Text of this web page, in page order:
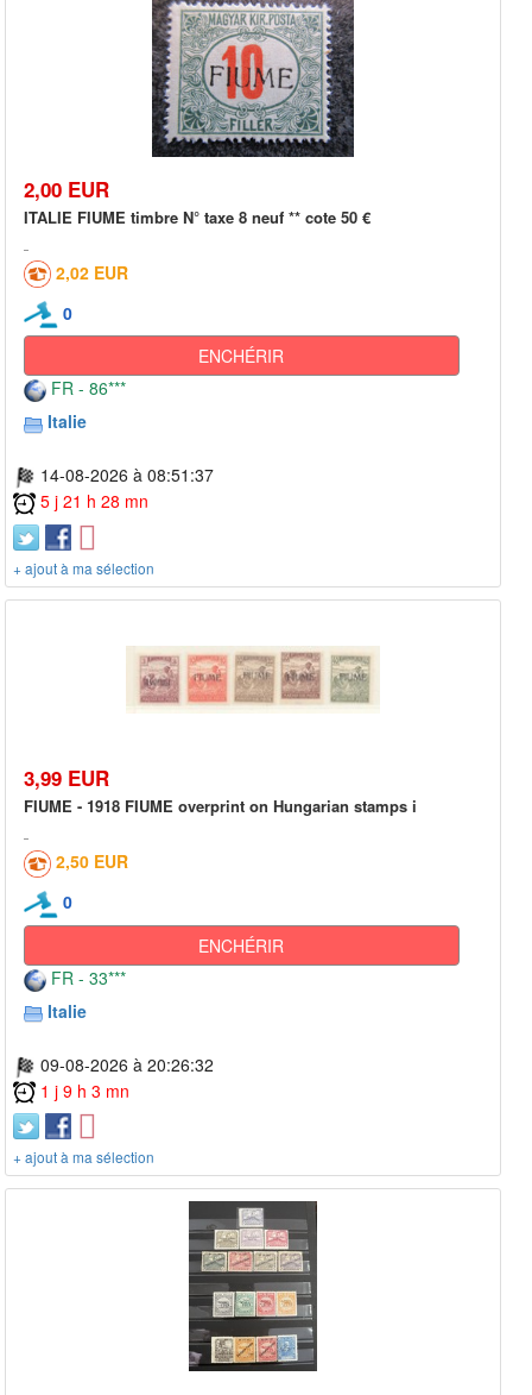
2,00 EUR
ITALIE FIUME timbre N° taxe 8 neuf ** cote 50 €
2,02 EUR
0
ENCHÉRIR
FR - 86***
Italie
14-08-2026 à 08:51:37
5 j 21 h 28 mn
+ ajout à ma sélection
3,99 EUR
FIUME - 1918 FIUME overprint on Hungarian stamps i
2,50 EUR
0
ENCHÉRIR
FR - 33***
Italie
09-08-2026 à 20:26:32
1 j 9 h 3 mn
+ ajout à ma sélection